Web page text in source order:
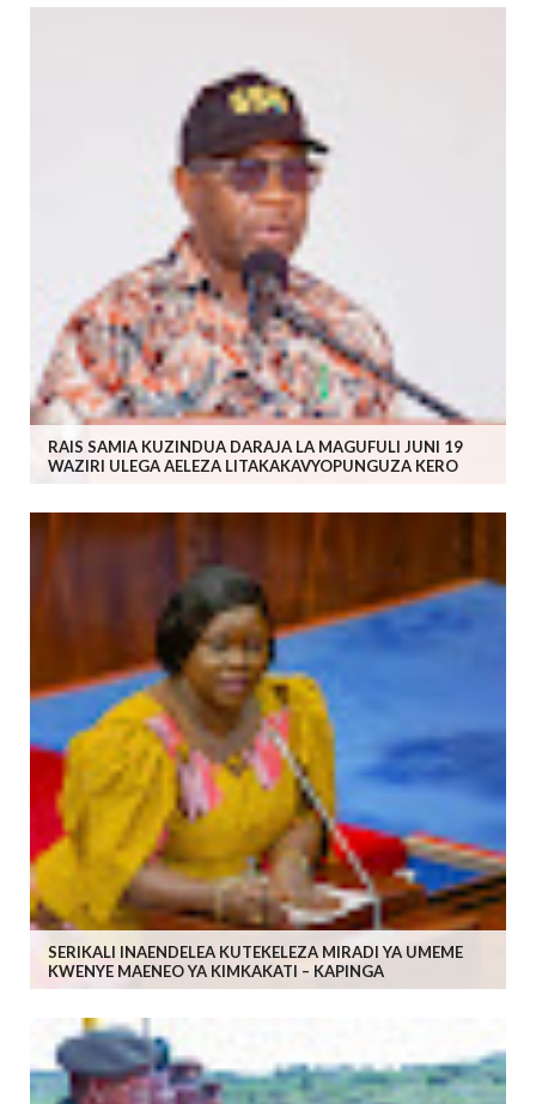
RAIS SAMIA KUZINDUA DARAJA LA MAGUFULI JUNI 19
WAZIRI ULEGA AELEZA LITAKAKAVYOPUNGUZA KERO
SERIKALI INAENDELEA KUTEKELEZA MIRADI YA UMEME
KWENYE MAENEO YA KIMKAKATI – KAPINGA